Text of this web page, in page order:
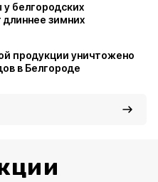
белгородских
длиннее зимних
продукции уничтожено
в Белгороде